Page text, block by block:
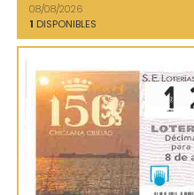
08/08/2026
1 DISPONIBLES